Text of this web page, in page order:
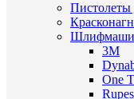
Пистолеты
3M
One
Rupes